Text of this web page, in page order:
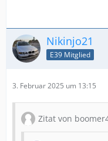
Nikinjo21
E39 Mitglied
3. Februar 2025 um 13:15
Zitat von